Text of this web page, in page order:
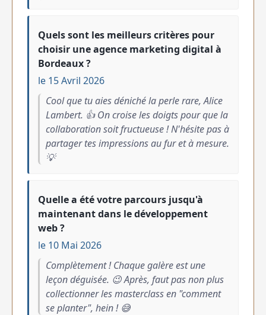
Quels sont les meilleurs critères pour
choisir une agence marketing digital à
Bordeaux ?
le 15 Avril 2026
Cool que tu aies déniché la perle rare, Alice
Lambert. 👍 On croise les doigts pour que la
collaboration soit fructueuse ! N'hésite pas à
partager tes impressions au fur et à mesure.
💡
Quelle a été votre parcours jusqu'à
maintenant dans le développement
web ?
le 10 Mai 2026
Complètement ! Chaque galère est une
leçon déguisée. 😉 Après, faut pas non plus
collectionner les masterclass en "comment
se planter", hein ! 😅